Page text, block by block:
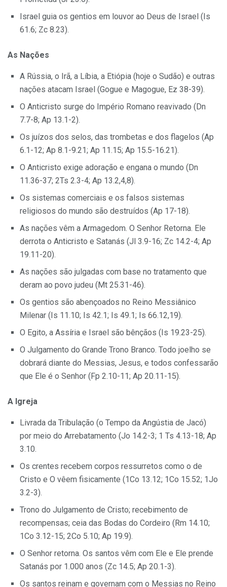
Israel guia os gentios em louvor ao Deus de Israel (Is
61.6; Zc 8.23).
As Nações
A Rússia, o Irã, a Líbia, a Etiópia (hoje o Sudão) e outras
nações atacam Israel (Gogue e Magogue, Ez 38-39).
O Anticristo surge do Império Romano reavivado (Dn
7.7-8; Ap 13.1-2).
Os juízos dos selos, das trombetas e dos flagelos (Ap
6.1-12; Ap 8.1-9.21; Ap 11.15; Ap 15.5-16.21).
O Anticristo exige adoração e engana o mundo (Dn
11.36-37; 2Ts 2.3-4; Ap 13.2,4,8).
Os sistemas comerciais e os falsos sistemas
religiosos do mundo são destruídos (Ap 17-18).
As nações vêm a Armagedom. O Senhor Retorna. Ele
derrota o Anticristo e Satanás (Jl 3.9-16; Zc 14.2-4; Ap
19.11-20).
As nações são julgadas com base no tratamento que
deram ao povo judeu (Mt 25.31-46).
Os gentios são abençoados no Reino Messiânico
Milenar (Is 11.10; Is 42.1; Is 49.1; Is 66.12,19).
O Egito, a Assíria e Israel são bênçãos (Is 19.23-25).
O Julgamento do Grande Trono Branco. Todo joelho se
dobrará diante do Messias, Jesus, e todos confessarão
que Ele é o Senhor (Fp 2.10-11; Ap 20.11-15).
A Igreja
Livrada da Tribulação (o Tempo da Angústia de Jacó)
por meio do Arrebatamento (Jo 14.2-3; 1 Ts 4.13-18; Ap
3.10.
Os crentes recebem corpos ressurretos como o de
Cristo e O vêem fisicamente (1Co 13.12; 1Co 15.52; 1Jo
3.2-3).
Trono do Julgamento de Cristo; recebimento de
recompensas; ceia das Bodas do Cordeiro (Rm 14.10;
1Co 3.12-15; 2Co 5.10; Ap 19.9).
O Senhor retorna. Os santos vêm com Ele e Ele prende
Satanás por 1.000 anos (Zc 14.5; Ap 20.1-3).
Os santos reinam e governam com o Messias no Reino